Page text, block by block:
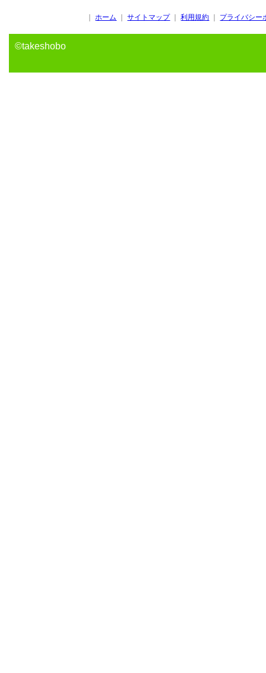
｜ホーム ｜サイトマップ ｜利用規約 プライバシー
©takeshobo